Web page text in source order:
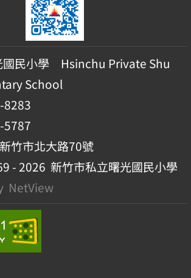
國民小學 Hsinchu Private Shu
School
8283
5787
竹市北大路70號
- 2026 新竹市私立曙光國民小學
NetView